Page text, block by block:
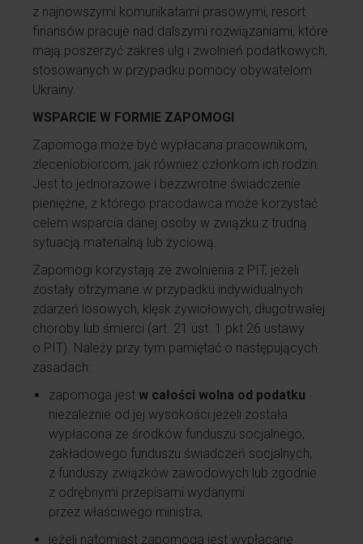
z najnowszymi komunikatami prasowymi, resort
finansów pracuje nad dalszymi rozwiązaniami, które
mają poszerzyć zakres ulg i zwolnień podatkowych,
stosowanych w przypadku pomocy obywatelom
Ukrainy.
WSPARCIE W FORMIE ZAPOMOGI
Zapomoga może być wypłacana pracownikom,
zleceniobiorcom, jak również członkom ich rodzin.
Jest to jednorazowe i bezzwrotne świadczenie
pieniężne, z którego pracodawca może korzystać
celem wsparcia danej osoby w związku z trudną
sytuacją materialną lub życiową.
Zapomogi korzystają ze zwolnienia z PIT, jeżeli
zostały otrzymane w przypadku indywidualnych
zdarzeń losowych, klęsk żywiołowych, długotrwałej
choroby lub śmierci (art. 21 ust. 1 pkt 26 ustawy
o PIT). Należy przy tym pamiętać o następujących
zasadach:
zapomoga jest w całości wolna od podatku
niezależnie od jej wysokości jeżeli została
wypłacona ze środków funduszu socjalnego,
zakładowego funduszu świadczeń socjalnych,
z funduszy związków zawodowych lub zgodnie
z odrębnymi przepisami wydanymi
przez właściwego ministra,
jeżeli natomiast zapomoga jest wypłacane